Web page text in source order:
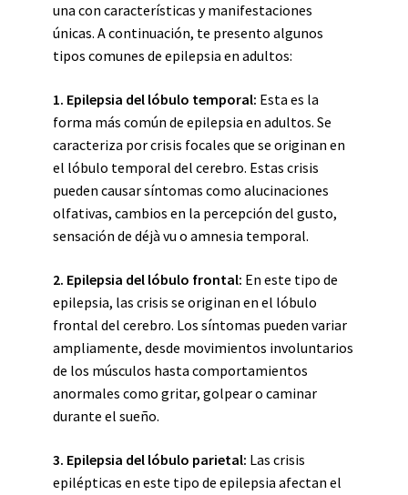
una con características y manifestaciones
únicas. A continuación, te presento algunos
tipos comunes de epilepsia en adultos:
1. Epilepsia del lóbulo temporal: Esta es la
forma más común de epilepsia en adultos. Se
caracteriza por crisis focales que se originan en
el lóbulo temporal del cerebro. Estas crisis
pueden causar síntomas como alucinaciones
olfativas, cambios en la percepción del gusto,
sensación de déjà vu o amnesia temporal.
2. Epilepsia del lóbulo frontal: En este tipo de
epilepsia, las crisis se originan en el lóbulo
frontal del cerebro. Los síntomas pueden variar
ampliamente, desde movimientos involuntarios
de los músculos hasta comportamientos
anormales como gritar, golpear o caminar
durante el sueño.
3. Epilepsia del lóbulo parietal: Las crisis
epilépticas en este tipo de epilepsia afectan el